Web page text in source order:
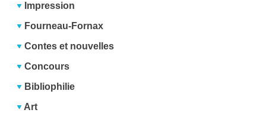
Impression
Fourneau-Fornax
Contes et nouvelles
Concours
Bibliophilie
Art